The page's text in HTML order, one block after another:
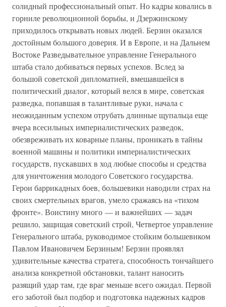
солидный профессиональный опыт. Но кадры ковались в
горниле революционной борьбы, и Дзержинскому
приходилось открывать новых людей. Берзин оказался
достойным большого доверия. И в Европе, и на Дальнем
Востоке Разведывательное управление Генерального
штаба стало добиваться первых успехов. Вслед за
большой советской дипломатией, вмешавшейся в
политический диалог, который велся в мире, советская
разведка, попавшая в талантливые руки, начала с
неожиданным успехом отрубать длинные щупальца еще
вчера всесильных империалистических разведок,
обезвреживать их коварные планы, проникать в тайны
военной машины и политики империалистических
государств, пускавших в ход любые способы и средства
для уничтожения молодого Советского государства.
Герои баррикадных боев, большевики наводили страх на
своих смертельных врагов, умело сражаясь на «тихом
фронте». Воистину много — и важнейших — задач
решило, защищая советский строй, Четвертое управление
Генерального штаба, руководимое стойким большевиком
Павлом Ивановичем Берзиным! Берзин проявлял
удивительные качества стратега, способность тончайшего
анализа конкретной обстановки, талант наносить
разящий удар там, где враг меньше всего ожидал. Первой
его заботой был подбор и подготовка надежных кадров